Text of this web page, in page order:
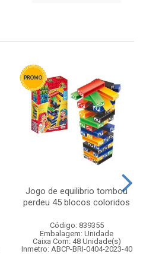
Jogo de equilibrio tombou
perdeu 45 blocos coloridos
Código: 839355
Embalagem: Unidade
Caixa Com: 48 Unidade(s)
Inmetro: ABCP-BRI-0404-2023-40